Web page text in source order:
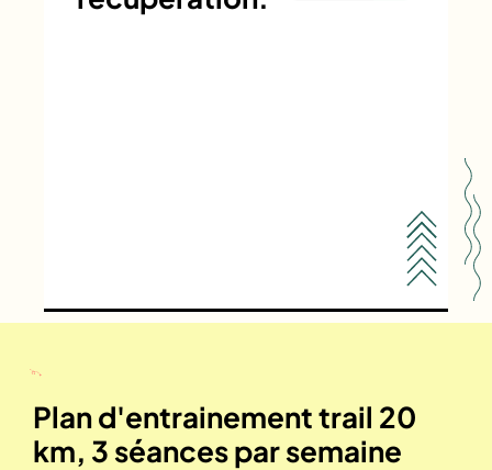
Plan d'entrainement trail 20
km, 3 séances par semaine